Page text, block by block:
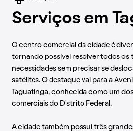
Serviços em
O centro comercial da cidade é
tornando possível resolver todos os
necessidades sem precisar se
satélites. O destaque vai para a
Taguatinga, conhecida como um
comerciais do Distrito Federal.
A cidade também possui três